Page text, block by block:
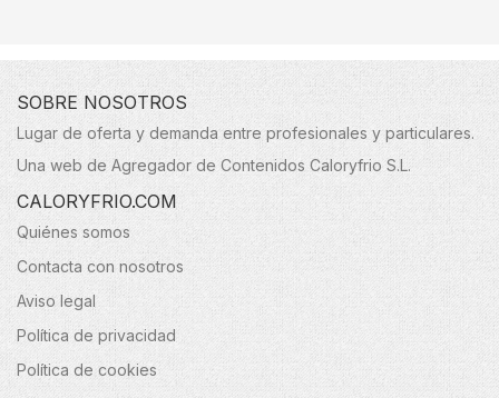
SOBRE NOSOTROS
Lugar de oferta y demanda entre profesionales y particulares.
Una web de Agregador de Contenidos Caloryfrio S.L.
CALORYFRIO.COM
Quiénes somos
Contacta con nosotros
Aviso legal
Política de privacidad
Política de cookies